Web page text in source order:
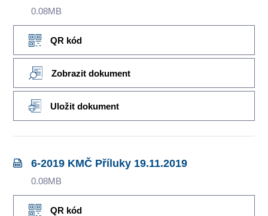
0.08MB
QR kód
Zobrazit dokument
Uložit dokument
6-2019 KMČ Příluky 19.11.2019
0.08MB
QR kód